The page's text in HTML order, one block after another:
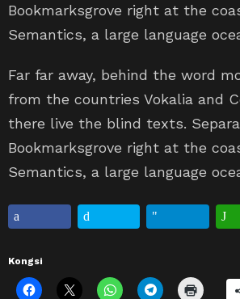
Bookmarksgrove right at the
Semantics, a large language
Far far away, behind the word
from the countries Vokalia and
there live the blind texts.
Bookmarksgrove right at the
Semantics, a large language
Kongsi